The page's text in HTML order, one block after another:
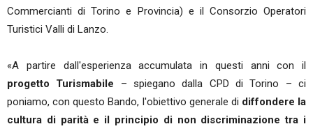
Commercianti di Torino e Provincia) e il Consorzio Operatori
Turistici Valli di Lanzo.
«A partire dall'esperienza accumulata in questi anni con il
progetto Turismabile – spiegano dalla CPD di Torino – ci
poniamo, con questo Bando, l'obiettivo generale di diffondere la
cultura di parità e il principio di non discriminazione tra i